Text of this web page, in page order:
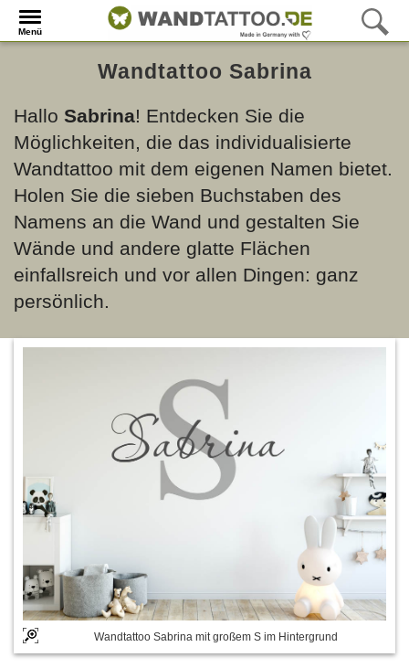
Menü
Wandtattoo Sabrina
Hallo Sabrina! Entdecken Sie die
Möglichkeiten, die das individualisierte
Wandtattoo mit dem eigenen Namen bietet.
Holen Sie die sieben Buchstaben des
Namens an die Wand und gestalten Sie
Wände und andere glatte Flächen
einfallsreich und vor allen Dingen: ganz
persönlich.
Wandtattoo Sabrina mit großem S im Hintergrund